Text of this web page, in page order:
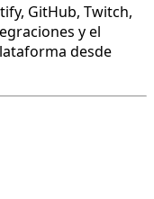
GitHub, Twitch,
y el
desde